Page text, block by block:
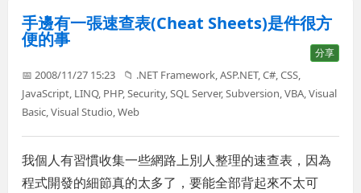
手邊有一張速查表(Cheat Sheets)是件很方
便的事
分享
📅 2008/11/27 15:23 📁 .NET Framework,ASP.NET,C#,CSS,
JavaScript, LINQ, PHP,Security,SQL Server,Subversion,VBA,Visual
Basic,Visual Studio,Web
我個人有習慣收集一些網路上別人整理的速查表，因為
程式開發的細節真的太多了，要能全部背起來不太可